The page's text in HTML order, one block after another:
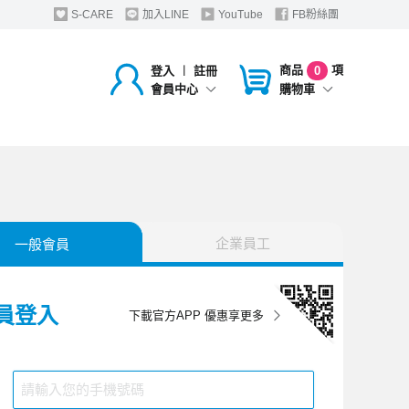
S-CARE 加入LINE YouTube FB粉絲團
登入 ︱
註冊
會員中心
商品 0
項
購物車
下載官方APP 優惠享更多
一般會員 企業員工
登入